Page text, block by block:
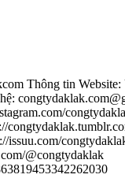
Thông tin
issuu.com/
@congtydaklak